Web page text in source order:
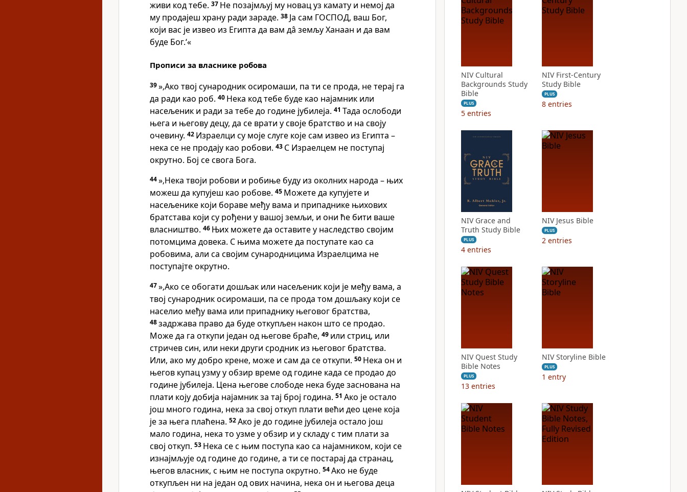
живи код тебе. 37 Не позајмљуј му новац уз камату и немој да
му продајеш храну ради зараде. 38 Ја сам ГОСПОД, ваш Бог,
који вас је извео из Египта да вам дâ земљу Ханаан и да вам
буде Бог.‘«
Прописи за власнике робова
39»‚Ако твој сународник осиромаши, па ти се прода, не терај га
да ради као роб. 40 Нека код тебе буде као најамник или
насељеник и ради за тебе до године јубилеја. 41 Тада ослободи
њега и његову децу, да се врати у своје братство и на своју
очевину. 42 Израелци су моје слуге које сам извео из Египта –
нека се не продају као робови. 43 С Израелцем не поступај
окрутно. Бој се свога Бога.
44»‚Нека твоји робови и робиње буду из околних народа – њих
можеш да купујеш као робове. 45 Можете да купујете и
насељенике који бораве међу вама и припаднике њихових
братстава који су рођени у вашој земљи, и они ће бити ваше
власништво. 46 Њих можете да оставите у наследство својим
потомцима довека. С њима можете да поступате као са
робовима, али са својим сународницима Израелцима не
поступајте окрутно.
47»‚Ако се обогати дошљак или насељеник који је међу вама, а
твој сународник осиромаши, па се прода том дошљаку који се
населио међу вама или припаднику његовог братства,
48задржава право да буде откупљен након што се продао.
Може да га откупи један од његове браће, 49 или стриц, или
стричев син, или неки други сродник из његовог братства.
Или, ако му добро крене, може и сам да се откупи. 50 Нека он и
његов купац узму у обзир време од године када се продао до
године јубилеја. Цена његове слободе нека буде заснована на
плати коју добија најамник за тај број година. 51 Ако је остало
још много година, нека за свој откуп плати већи део цене која
је за њега плаћена. 52Ако је до године јубилеја остало још
мало година, нека то узме у обзир и у складу с тим плати за
свој откуп. 53 Нека се с њим поступа као са најамником, који се
изнајмљује од године до године, а ти се постарај да странац,
његов власник, с њим не поступа окрутно. 54Ако не буде
откупљен ни на један од ових начина, нека он и његова деца
NIV Cultural
Backgrounds Study
Bible
PLUS
5 entries
NIV First-Century
Study Bible
PLUS
8 entries
NIV Grace and
Truth Study Bible
PLUS
4 entries
NIV Jesus Bible
PLUS
2 entries
NIV Quest Study
Bible Notes
PLUS
13 entries
NIV Storyline Bible
PLUS
1 entry